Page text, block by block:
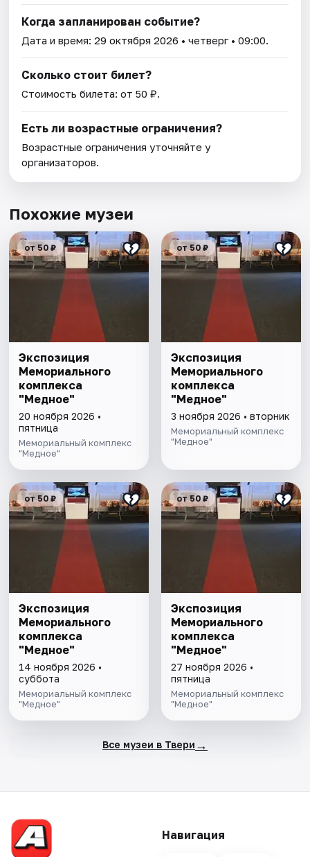
Когда запланирован событие?
Дата и время:29 октября 2026 • четверг • 09:00.
Сколько стоит билет?
Стоимость билета: от 50 ₽.
Есть ли возрастные ограничения?
Возрастные ограничения уточняйте у
организаторов.
Похожие музеи
от 50 ₽
Экспозиция
Мемориального
комплекса
"Медное"
20 ноября 2026 •
пятница
Мемориальный комплекс
"Медное"
от 50 ₽
Экспозиция
Мемориального
комплекса
"Медное"
3 ноября 2026 • вторник
Мемориальный комплекс
"Медное"
от 50 ₽
Экспозиция
Мемориального
комплекса
"Медное"
14 ноября 2026 •
суббота
Мемориальный комплекс
"Медное"
от 50 ₽
Экспозиция
Мемориального
комплекса
"Медное"
27 ноября 2026 •
пятница
Мемориальный комплекс
"Медное"
Все музеи в Твери →
Навигация